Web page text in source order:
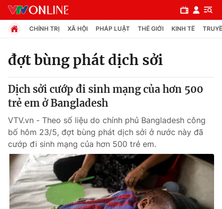
Chuyên mục
Chính trị
Xã hội
Pháp luật
Y tế
CHÍNH TRỊ XÃ HỘI PHÁP LUẬT THẾ GIỚI KINH TẾ
đợt bùng phát dịch sởi
Dịch sởi cướp đi sinh mạng của hơn 500
trẻ em ở Bangladesh
VTV.vn - Theo số liệu do chính phủ Bangladesh công
bố hôm 23/5, đợt bùng phát dịch sởi ở nước này đã
cướp đi sinh mạng của hơn 500 trẻ em.